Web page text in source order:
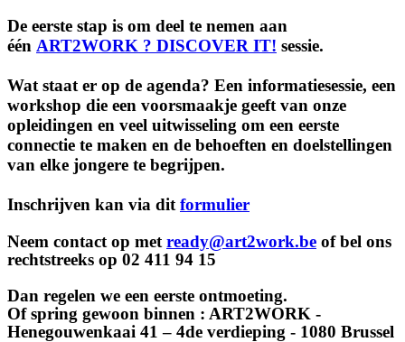
De eerste stap is om deel te nemen aan
één ART2WORK ? DISCOVER IT! sessie.
Wat staat er op de agenda? Een informatiesessie, een
workshop die een voorsmaakje geeft van onze
opleidingen en veel uitwisseling om een eerste
connectie te maken en de behoeften en doelstellingen
van elke jongere te begrijpen.
Inschrijven kan via dit formulier
Neem contact op met ready@art2work.be of bel ons
rechtstreeks op 02 411 94 15
Dan regelen we een eerste ontmoeting.
Of spring gewoon binnen : ART2WORK -
Henegouwenkaai 41 – 4de verdieping - 1080 Brussel